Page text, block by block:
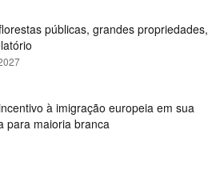
públicas, grandes propriedades,
à imigração europeia em sua
para maioria branca